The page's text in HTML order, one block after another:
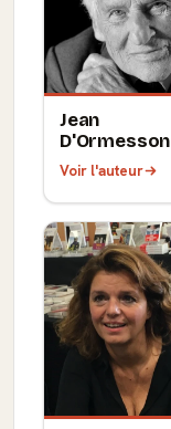
Jean
D'Ormesson
Voir l'auteur